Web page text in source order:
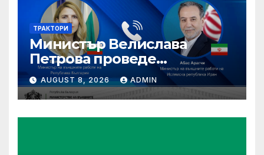
ТРАКТОРИ
Министър Велислава
Петрова проведе
телефонен разговор с
министъра на външните
работи на Ислямска
република Иран Абас
AUGUST 8, 2026 ADMIN